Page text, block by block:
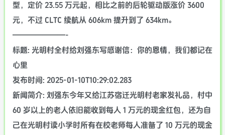
型，定价 23.55 万元起，相比之前的后轮驱动版涨价 3600
元，不过 CLTC 续航从 606km 提升到了 634km。
———————-
标题: 光明村全村给刘强东写感谢信：你的恩情，我们都记在
心里
发布时间: 2025-01-10T10:29:02.283
新闻简介: 刘强东今年又给江苏宿迁光明村老家发礼品，村中
60 岁以上的老人依旧能收到每人 1 万元的现金红包，还为自
己在光明村读小学时所有在校老师每人准备了 10 万元的现金